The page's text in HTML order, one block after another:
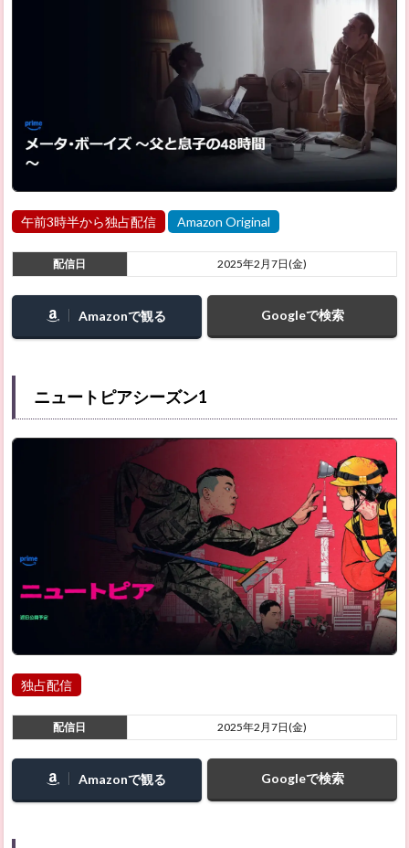
午前3時半から独占配信 Amazon Original
配信日 2025年2月7日(金)
Amazonで観る Googleで検索
ニュートピアシーズン1
独占配信
配信日 2025年2月7日(金)
Amazonで観る Googleで検索